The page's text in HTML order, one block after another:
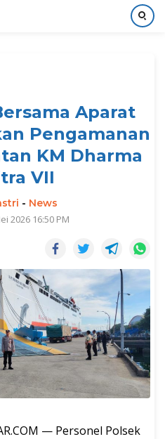
Aparat
Pengamanan
KM Dharma
VII
- News
2026 16:50 PM
— Personel Polsek